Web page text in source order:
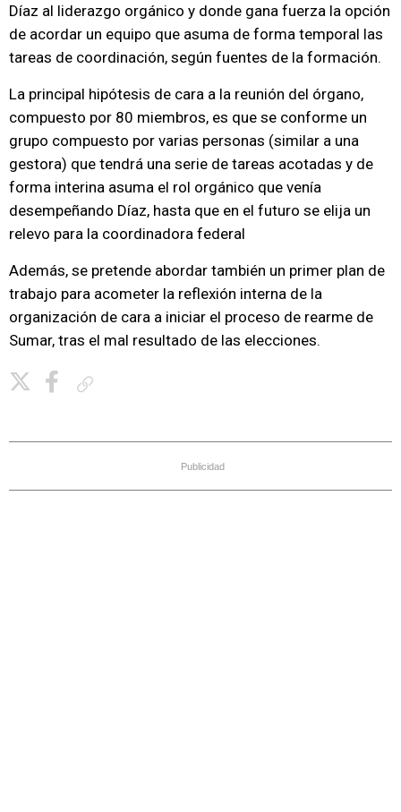
Díaz al liderazgo orgánico y donde gana fuerza la opción
de acordar un equipo que asuma de forma temporal las
tareas de coordinación, según fuentes de la formación.
La principal hipótesis de cara a la reunión del órgano,
compuesto por 80 miembros, es que se conforme un
grupo compuesto por varias personas (similar a una
gestora) que tendrá una serie de tareas acotadas y de
forma interina asuma el rol orgánico que venía
desempeñando Díaz, hasta que en el futuro se elija un
relevo para la coordinadora federal
Además, se pretende abordar también un primer plan de
trabajo para acometer la reflexión interna de la
organización de cara a iniciar el proceso de rearme de
Sumar, tras el mal resultado de las elecciones.
Publicidad